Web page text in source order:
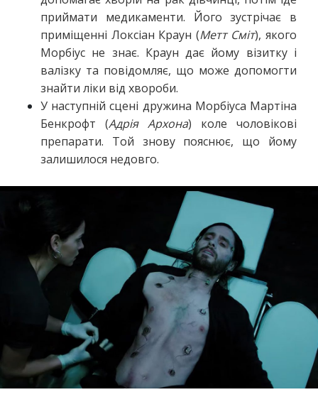
приймати медикаменти. Його зустрічає в
приміщенні Локсіан Краун (Метт Сміт), якого
Морбіус не знає. Краун дає йому візитку і
валізку та повідомляє, що може допомогти
знайти ліки від хвороби.
У наступній сцені дружина Морбіуса Мартіна
Бенкрофт (Адрія Архона) коле чоловікові
препарати. Той знову пояснює, що йому
залишилося недовго.